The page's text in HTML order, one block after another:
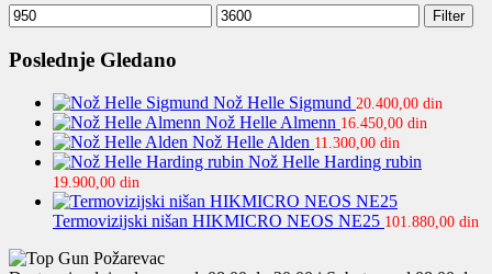
Minimalna
cena
Maksimalna
cena
Filter
Poslednje Gledano
Nož Helle Sigmund 20.400,00 din
Nož Helle Almenn 16.450,00 din
Nož Helle Alden 11.300,00 din
Nož Helle Harding rubin
19.900,00 din
Termovizijski nišan HIKMICRO NEOS NE25 101.880,00 din